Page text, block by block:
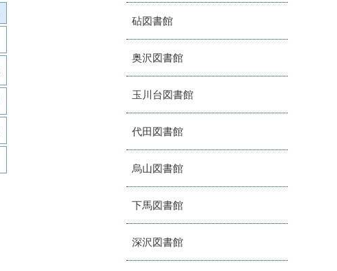
砧図書館
奥沢図書館
玉川台図書館
代田図書館
烏山図書館
下馬図書館
深沢図書館